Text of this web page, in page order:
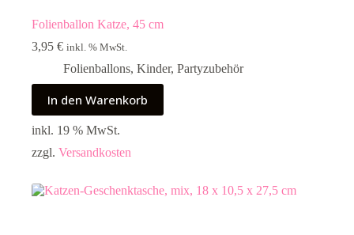
Folienballon Katze, 45 cm
3,95 € inkl. % MwSt.
Folienballons, Kinder, Partyzubehör
In den Warenkorb
inkl. 19 % MwSt.
zzgl. Versandkosten